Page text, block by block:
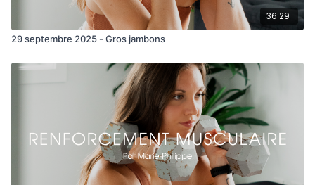
36:29
29 septembre 2025 - Gros jambons